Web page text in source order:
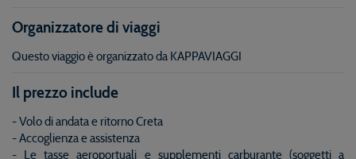
Organizzatore di viaggi
Questo viaggio è organizzato da KAPPAVIAGGI
Il prezzo include
- Volo di andata e ritorno Creta
- Accoglienza e assistenza
- Le tasse aeroportuali e supplementi carburante (soggetti a